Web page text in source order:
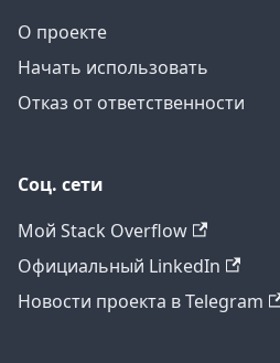
О проекте
Начать использовать
Отказ от ответственности
Соц. сети
Мой Stack Overflow
Официальный LinkedIn
Новости проекта в Telegram